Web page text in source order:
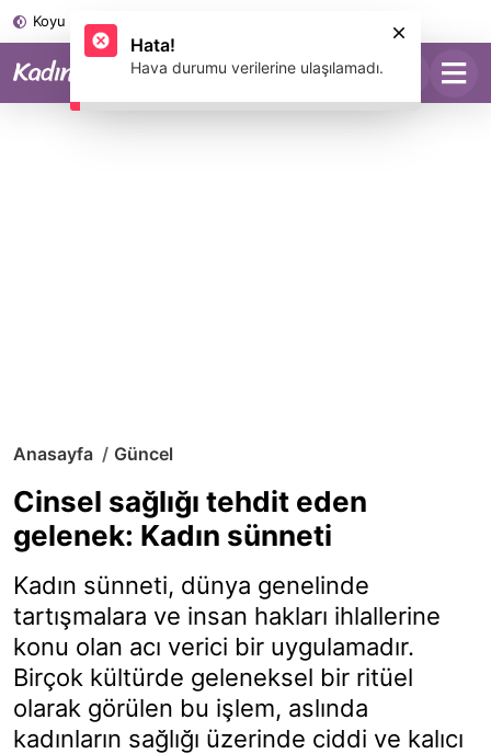
Koyu Mod
Anasayfa Güncel
Cinsel sağlığı tehdit eden
gelenek: Kadın sünneti
Kadın sünneti, dünya genelinde
tartışmalara ve insan hakları ihlallerine
konu olan acı verici bir uygulamadır.
Birçok kültürde geleneksel bir ritüel
olarak görülen bu işlem, aslında
kadınların sağlığı üzerinde ciddi ve kalıcı